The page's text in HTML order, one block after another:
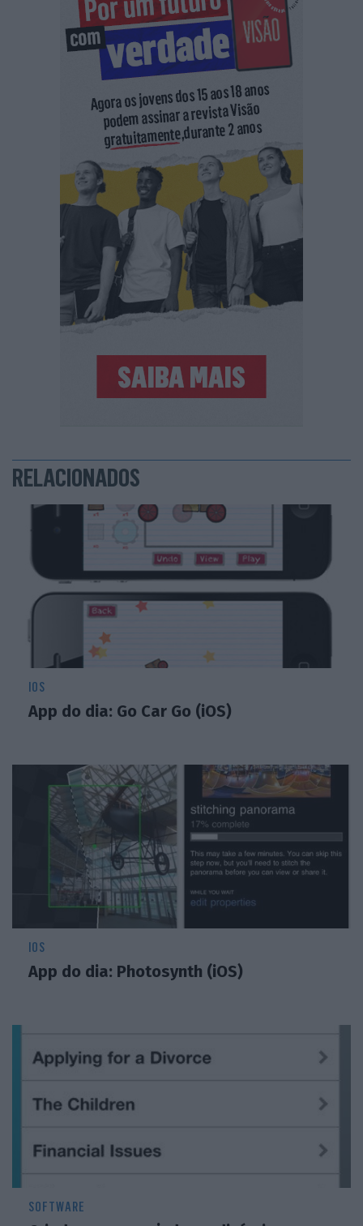
RELACIONADOS
IOS
App do dia: Go Car Go (iOS)
IOS
App do dia: Photosynth (iOS)
SOFTWARE